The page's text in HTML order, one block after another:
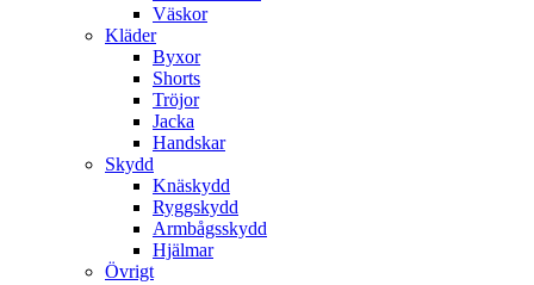
Väskor
Kläder
Byxor
Shorts
Tröjor
Jacka
Handskar
Skydd
Knäskydd
Ryggskydd
Armbågsskydd
Hjälmar
Övrigt